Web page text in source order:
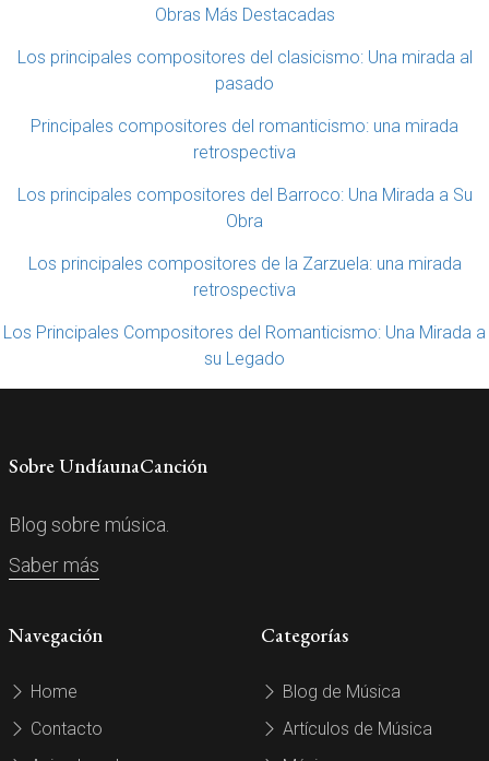
Obras Más Destacadas
Los principales compositores del clasicismo: Una mirada al
pasado
Principales compositores del romanticismo: una mirada
retrospectiva
Los principales compositores del Barroco: Una Mirada a Su
Obra
Los principales compositores de la Zarzuela: una mirada
retrospectiva
Los Principales Compositores del Romanticismo: Una Mirada a
su Legado
Sobre UndíaunaCanción
Blog sobre música.
Saber más
Navegación
Home
Contacto
Categorías
Blog de Música
Artículos de Música